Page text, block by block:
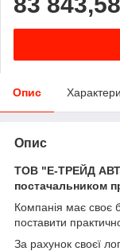
Опис
Опис
ТОВ "Е-ТРЕЙД
постачальником
Компанія має своє
поставити
За рахунок своєї